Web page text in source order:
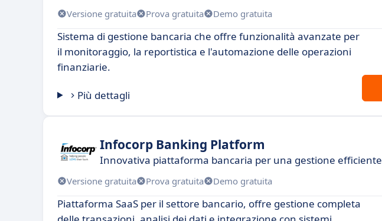
Versione gratuita Prova gratuita Demo gratuita
Sistema di gestione bancaria che offre funzionalità avanzate per
il monitoraggio, la reportistica e l'automazione delle operazioni
finanziarie.
Più dettagli
Infocorp Banking Platform
Innovativa piattaforma bancaria per una gestione efficiente
Versione gratuita Prova gratuita Demo gratuita
Piattaforma SaaS per il settore bancario, offre gestione completa